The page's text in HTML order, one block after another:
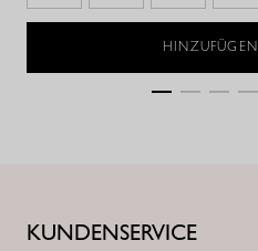
HINZUFÜGEN
KUNDENSERVICE